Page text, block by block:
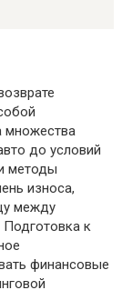
множества
до условий
методы
износа,
между
к
финансовые